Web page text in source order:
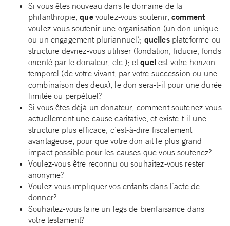
Si vous êtes nouveau dans le domaine de la
philanthropie,quevoulez-vous soutenir;comment
voulez-vous soutenir une organisation (un don unique
ou un engagement pluriannuel); quellesplateforme ou
structure devriez-vous utiliser (fondation; fiducie; fonds
orienté par le donateur, etc.); etquelest votre horizon
temporel (de votre vivant, par votre succession ou une
combinaison des deux); le don sera-t-il pour une durée
limitée ou perpétuel?
Si vous êtes déjà un donateur, comment soutenez-vous
actuellement une cause caritative, et existe-t-il une
structure plus efficace, c’est-à-dire fiscalement
avantageuse, pour que votre don ait le plus grand
impact possible pour les causes que vous soutenez?
Voulez-vous être reconnu ou souhaitez-vous rester
anonyme?
Voulez-vous impliquer vos enfants dans l’acte de
donner?
Souhaitez-vous faire un legs de bienfaisance dans
votre testament?